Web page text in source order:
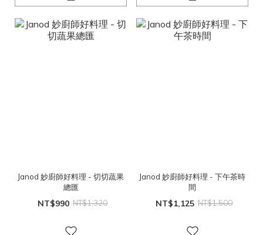
Janod 妙廚師好料理 - 切切蔬果
總匯
NT$990 NT$1,320
Janod 妙廚師好料理 - 下午茶時
間
NT$1,125 NT$1,500